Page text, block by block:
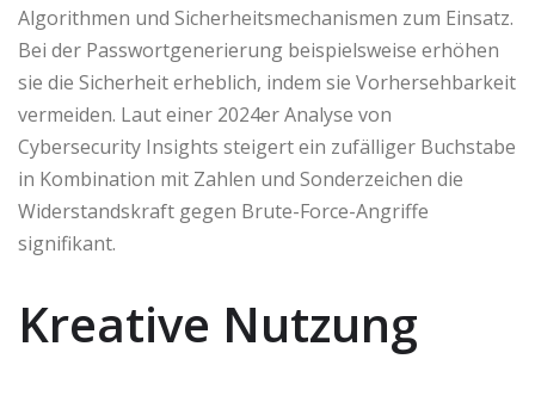
Algorithmen und Sicherheitsmechanismen zum Einsatz.
Bei der Passwortgenerierung beispielsweise erhöhen
sie die Sicherheit erheblich, indem sie Vorhersehbarkeit
vermeiden. Laut einer 2024er Analyse von
Cybersecurity Insights steigert ein zufälliger Buchstabe
in Kombination mit Zahlen und Sonderzeichen die
Widerstandskraft gegen Brute-Force-Angriffe
signifikant.
Kreative Nutzung